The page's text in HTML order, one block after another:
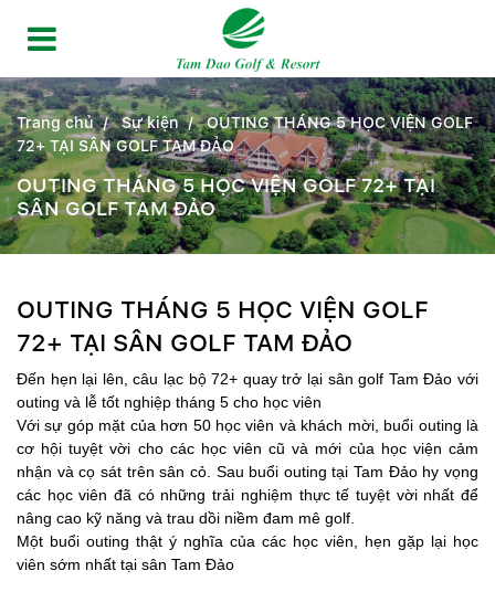
Trang chủ Sự kiện
OUTING THÁNG 5 HỌC VIỆN GOLF
72+ TẠI SÂN GOLF TAM ĐẢO
OUTING THÁNG 5 HỌC VIỆN GOLF 72+ TẠI
SÂN GOLF TAM ĐẢO
OUTING THÁNG 5 HỌC VIỆN GOLF
72+ TẠI SÂN GOLF TAM ĐẢO
Đến hẹn lại lên, câu lạc bộ 72+ quay trở lại sân golf Tam Đảo với
outing và lễ tốt nghiệp tháng 5 cho học viên
Với sự góp mặt của hơn 50 học viên và khách mời, buổi outing là
cơ hội tuyệt vời cho các học viên cũ và mới của học viện cảm
nhận và cọ sát trên sân cỏ. Sau buổi outing tại Tam Đảo hy vọng
các học viên đã có những trải nghiệm thực tế tuyệt vời nhất để
nâng cao kỹ năng và trau dồi niềm đam mê golf.
Một buổi outing thật ý nghĩa của các học viên, hẹn gặp lại học
viên sớm nhất tại sân Tam Đảo